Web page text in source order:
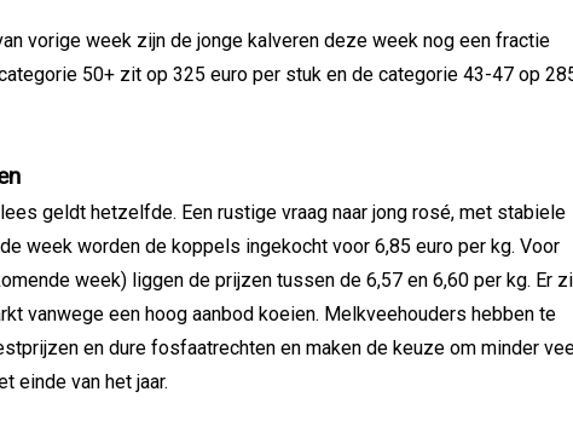
vorige week zijn de jonge kalveren deze week nog een fractie
50+ zit op 325 euro per stuk en de categorie 43-47 op
geldt hetzelfde. Een rustige vraag naar jong rosé, met stabiele
week worden de koppels ingekocht voor 6,85 euro per kg. Voor
week) liggen de prijzen tussen de 6,57 en 6,60 per kg. Er
vanwege een hoog aanbod koeien. Melkveehouders hebben te
en dure fosfaatrechten en maken de keuze om minder
einde van het jaar.